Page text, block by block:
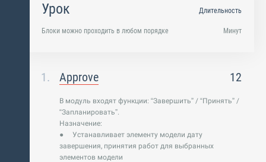
Урок
Блоки можно проходить в любом порядке
Длительность
Минут
Approve 12
В модуль входят функции: “Завершить” / “Принять” /
“Запланировать”.
Назначение:
● Устанавливает элементу модели дату
завершения, принятия работ для выбранных
элементов модели